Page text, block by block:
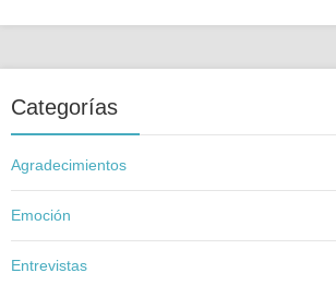
Categorías
Agradecimientos
Emoción
Entrevistas